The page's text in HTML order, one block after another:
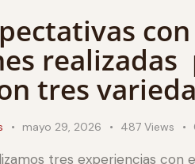
realizadas
tres
mayo 29, 2026 487 Views
tres experiencias con